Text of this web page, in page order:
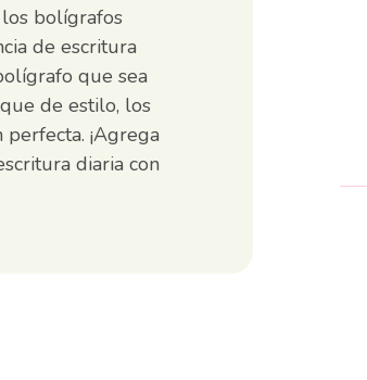
bolígrafos
de escritura
que sea
de estilo, los
¡Agrega
diaria con